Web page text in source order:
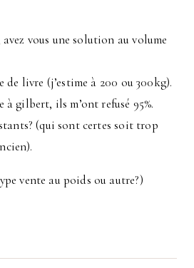
vous une solution au volume
de livre (j’estime à 200 ou 300kg).
à gilbert, ils m’ont refusé 95%.
(qui sont certes soit trop
vente au poids ou autre?)